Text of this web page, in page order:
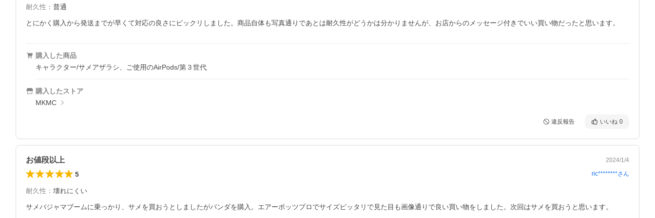
耐久性 ： 普通
とにかく購入から発送までが早くて対応の良さにビックリしました。商品自体も写真通りであとは耐久性がどうかは分かりませんが、お店からのメッセージ付きでいい買い物だったと思います。
購入した商品
キャラクター/サメアザラシ、ご使用のAirPods/第３世代
購入したストア
MKMC
違反報告 いいね 0
お値段以上 2024/1/4
5 ric********さん
耐久性 ： 壊れにくい
サメパジャマブームに乗っかり、サメを買おうとしましたがパンダを購入。エアーポッツプロでサイズピッタリで見た目も画像通りで良い買い物をしました。次回はサメを買おうと思います。